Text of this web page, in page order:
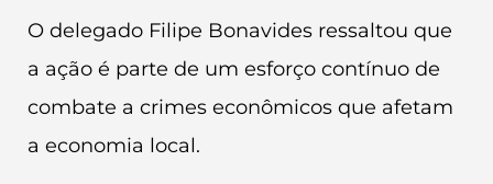
O delegado Filipe Bonavides ressaltou que
a ação é parte de um esforço contínuo de
combate a crimes econômicos que afetam
a economia local.